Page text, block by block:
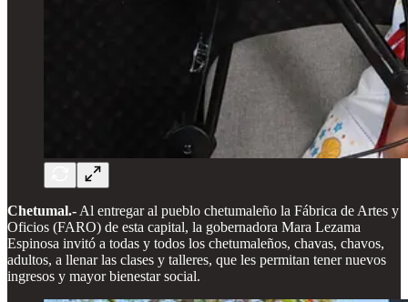
Chetumal.- Al entregar al pueblo chetumaleño la Fábrica de Artes y
Oficios (FARO) de esta capital, la gobernadora Mara Lezama
Espinosa invitó a todas y todos los chetumaleños, chavas, chavos,
adultos, a llenar las clases y talleres, que les permitan tener nuevos
ingresos y mayor bienestar social.